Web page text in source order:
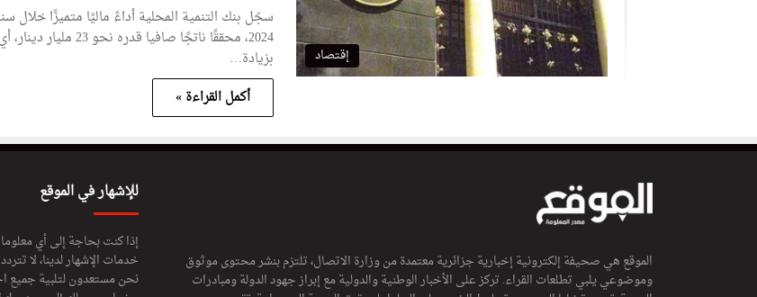
إقتصاد
سجّل بنك التنمية المحلية أداءً ماليًا متميزًا خلال
2024، محققًا ناتجًا صافيا قدره نحو 23 مليار دينار، أي
بزيادة…
أكمل القراءة »
الموقع هي صحيفة إلكترونية إخبارية جزائرية معتمدة من وزارة الاتصال، تلتزم بنشر محتوى موثوق
وموضوعي يلبي تطلعات القراء. تركز على الأخبار الوطنية والدولية مع إبراز جهود الدولة ومبادرات
للإشهار في الموقع
إذا كنت بحاجة إلى أي
خدمات الإشهار لدينا، لا
نحن مستعدون لتلبية جميع